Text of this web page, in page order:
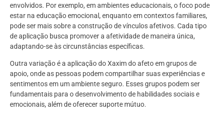
envolvidos. Por exemplo, em ambientes educacionais, o foco pode
estar na educação emocional, enquanto em contextos familiares,
pode ser mais sobre a construção de vínculos afetivos. Cada tipo
de aplicação busca promover a afetividade de maneira única,
adaptando-se às circunstâncias específicas.
Outra variação é a aplicação do Xaxim do afeto em grupos de
apoio, onde as pessoas podem compartilhar suas experiências e
sentimentos em um ambiente seguro. Esses grupos podem ser
fundamentais para o desenvolvimento de habilidades sociais e
emocionais, além de oferecer suporte mútuo.